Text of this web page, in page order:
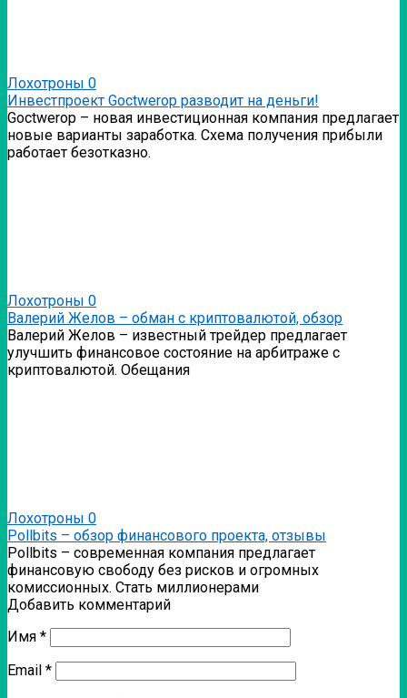
Лохотроны 0
Инвестпроект Goctwerop разводит на деньги!
Goctwerop – новая инвестиционная компания предлагает
новые варианты заработка. Схема получения прибыли
работает безотказно.
Лохотроны 0
Валерий Желов – обман с криптовалютой, обзор
Валерий Желов – известный трейдер предлагает
улучшить финансовое состояние на арбитраже с
криптовалютой. Обещания
Лохотроны 0
Pollbits – обзор финансового проекта, отзывы
Pollbits – современная компания предлагает
финансовую свободу без рисков и огромных
комиссионных. Стать миллионерами
Добавить комментарий
Имя *
Email *